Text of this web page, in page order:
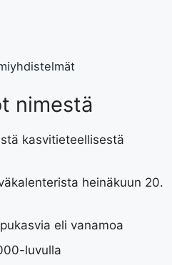
nimestä
kasvitieteellisestä
heinäkuun 20.
eli vanamoa
luvulla